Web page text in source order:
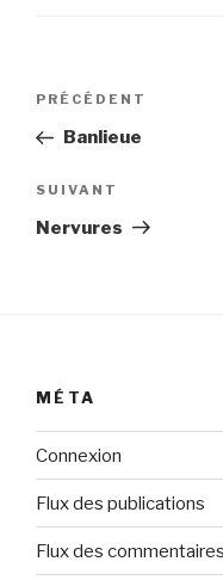
Navigation
l’article
Article
précédent
PRÉCÉDENT
Banlieue
Article
suivant
SUIVANT
Nervures
MÉTA
Connexion
Flux des publications
Flux des commentaires